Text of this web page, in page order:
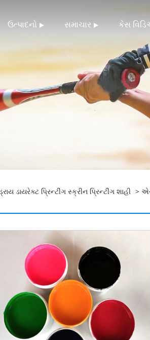
ઉત્પાદનો સમાચાર કેસ
ડાયરેક્ટ પ્રિન્ટીંગ સ્ક્રીન પ્રિન્ટીંગ શાહી >